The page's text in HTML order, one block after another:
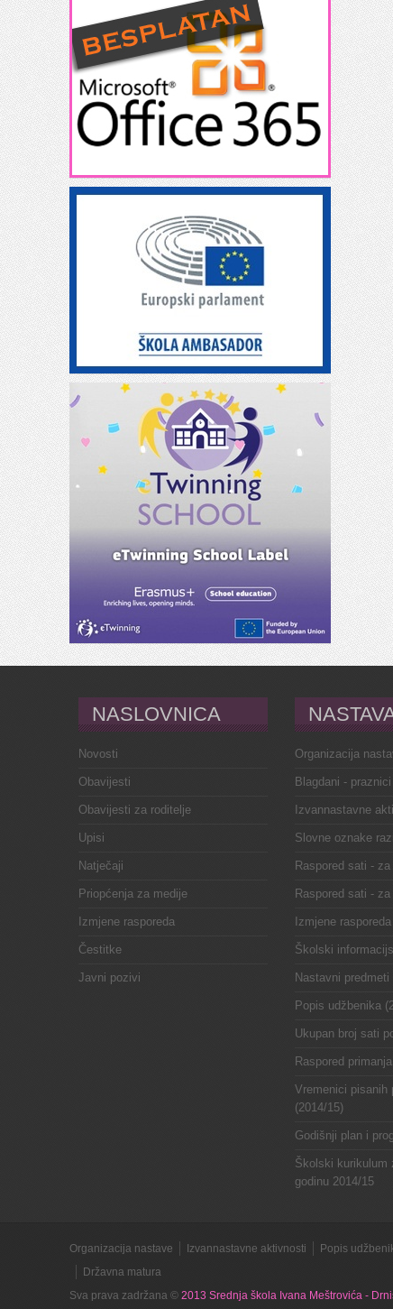
NASLOVNICA
Novosti
Obavijesti
Obavijesti za roditelje
Upisi
Natječaji
Priopćenja za medije
Izmjene rasporeda
Čestitke
Javni pozivi
Organizacija
Blagdani - praznici
Izvannastavne
Slovne oznake
Raspored sati -
Raspored sati -
Izmjene rasporeda
Školski
Nastavni
Popis udžbenika
Ukupan broj sati
Raspored
Vremenici pisanih
(2014/15)
Godišnji plan i
Školski kurikulum
godinu 2014/15
Organizacija nastave Izvannastavne aktivnosti Popis
Državna matura
Sva prava zadržana © 2013 Srednja škola Ivana Meštrovića -